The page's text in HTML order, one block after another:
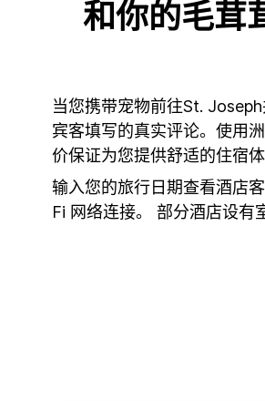
和你的毛茸
当您携带宠物前往St.
宾客填写的真实评论。使用
价保证为您提供舒适的住宿
输入您的旅行日期查看酒店
Fi 网络连接。 部分酒店设有